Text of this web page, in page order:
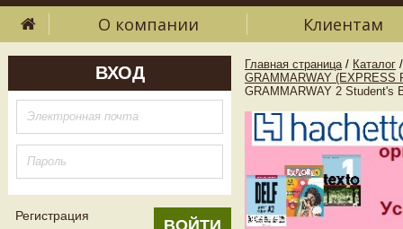
О компании Клиентам
ВХОД
Регистрация
Главная страница / Каталог /
GRAMMARWAY
GRAMMARWAY 2 Student's